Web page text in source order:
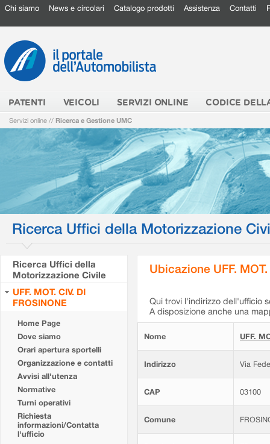
Chi siamo News e circolari Catalogo prodotti Assistenza Contatti
PATENTI VEICOLI SERVIZI ONLINE CODICE
Servizi online // Ricerca e Gestione UMC
Ricerca Uffici della Motorizzazione
Ricerca Uffici della
Motorizzazione Civile
UFF. MOT. CIV. DI
FROSINONE
Home Page
Dove siamo
Orari apertura sportelli
Organizzazione e contatti
Avvisi all'utenza
Normative
Turni operativi
Richiesta
informazioni/Contatta
l'ufficio
Ubicazione UFF.
Qui trovi l'indirizzo dell'ufficio
A disposizione anche una
Nome UFF.
Indirizzo Via
CAP 03100
Comune